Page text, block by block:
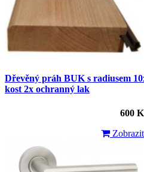
Dřevěný práh BUK s radiusem
kost 2x ochranný lak
600